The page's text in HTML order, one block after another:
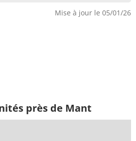
Mise à jour le 05/01/26
près de Mant